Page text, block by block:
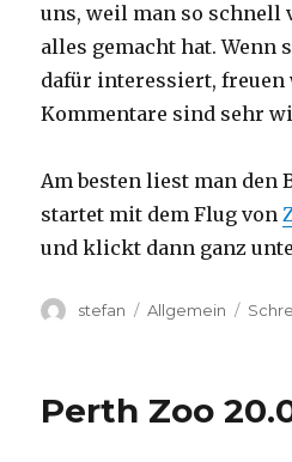
uns, weil man so schnell
alles gemacht hat. Wenn
dafür interessiert, freuen
Kommentare sind sehr
Am besten liest man den
startet mit dem Flug von
und klickt dann ganz
Autor
stefan Kategorien
Allgemein
Perth Zoo